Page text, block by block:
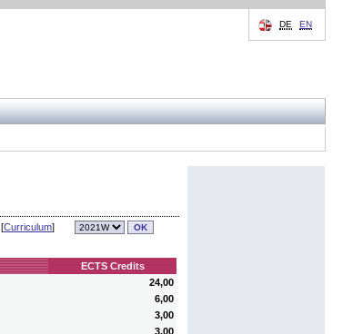
DE EN
[Curriculum]
ECTS Credits
24,00
6,00
3,00
3,00